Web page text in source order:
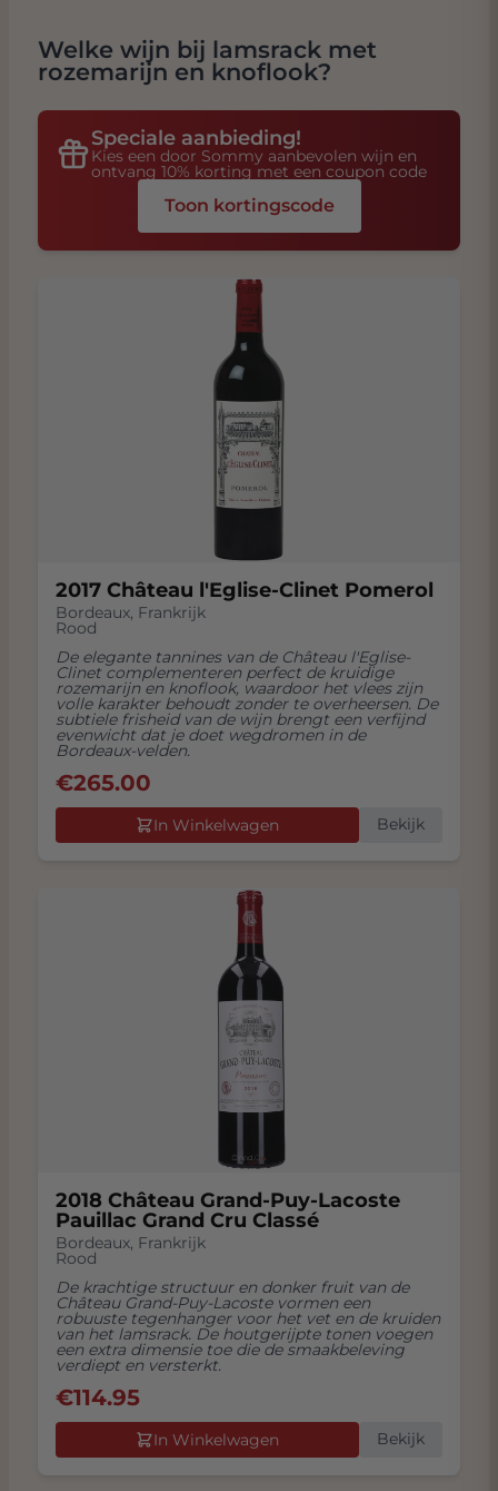
Welke wijn bij lamsrack met
rozemarijn en knoflook?
Speciale aanbieding!
Kies een door Sommy aanbevolen wijn en
ontvang 10% korting met een coupon code
Toon kortingscode
2017 Château l'Eglise-Clinet Pomerol
Bordeaux, Frankrijk
Rood
De elegante tannines van de Château l'Eglise-
Clinet complementeren perfect de kruidige
rozemarijn en knoflook, waardoor het vlees zijn
volle karakter behoudt zonder te overheersen. De
subtiele frisheid van de wijn brengt een verfijnd
evenwicht dat je doet wegdromen in de
Bordeaux-velden.
€265.00
In Winkelwagen Bekijk
2018 Château Grand-Puy-Lacoste
Pauillac Grand Cru Classé
Bordeaux, Frankrijk
Rood
De krachtige structuur en donker fruit van de
Château Grand-Puy-Lacoste vormen een
robuuste tegenhanger voor het vet en de kruiden
van het lamsrack. De houtgerijpte tonen voegen
een extra dimensie toe die de smaakbeleving
verdiept en versterkt.
€114.95
In Winkelwagen Bekijk